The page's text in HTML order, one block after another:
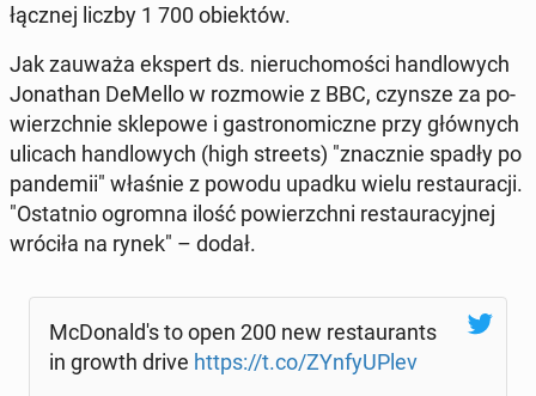
łącznej liczby 1 700 obiek­tów.
Jak zauważa ekspert ds. nie­ru­cho­mo­ści han­dlo­wych
Jo­na­than DeMello w roz­mo­wie z BBC, czynsze za po­
wierzch­nie skle­po­we i ga­stro­no­micz­ne przy głów­nych
ulicach han­dlo­wych (high streets) "znacz­nie spadły po
pan­de­mii" właśnie z powodu upadku wielu re­stau­ra­cji.
"Ostat­nio ogromna ilość po­wierzch­ni re­stau­ra­cyj­nej
wróciła na rynek" – dodał.
McDo­nal­d's to open 200 new re­stau­rants
in growth drive https://t.co/ZYn­fy­UPlev